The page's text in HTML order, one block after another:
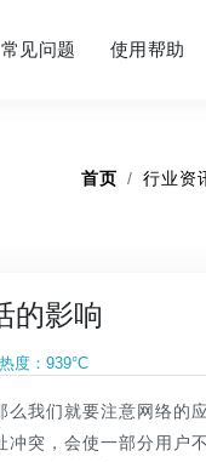
常见问题 使用帮助
首页 行业资
的影响
度： 939°C
我们就要注意网络的
突，会使一部分用户